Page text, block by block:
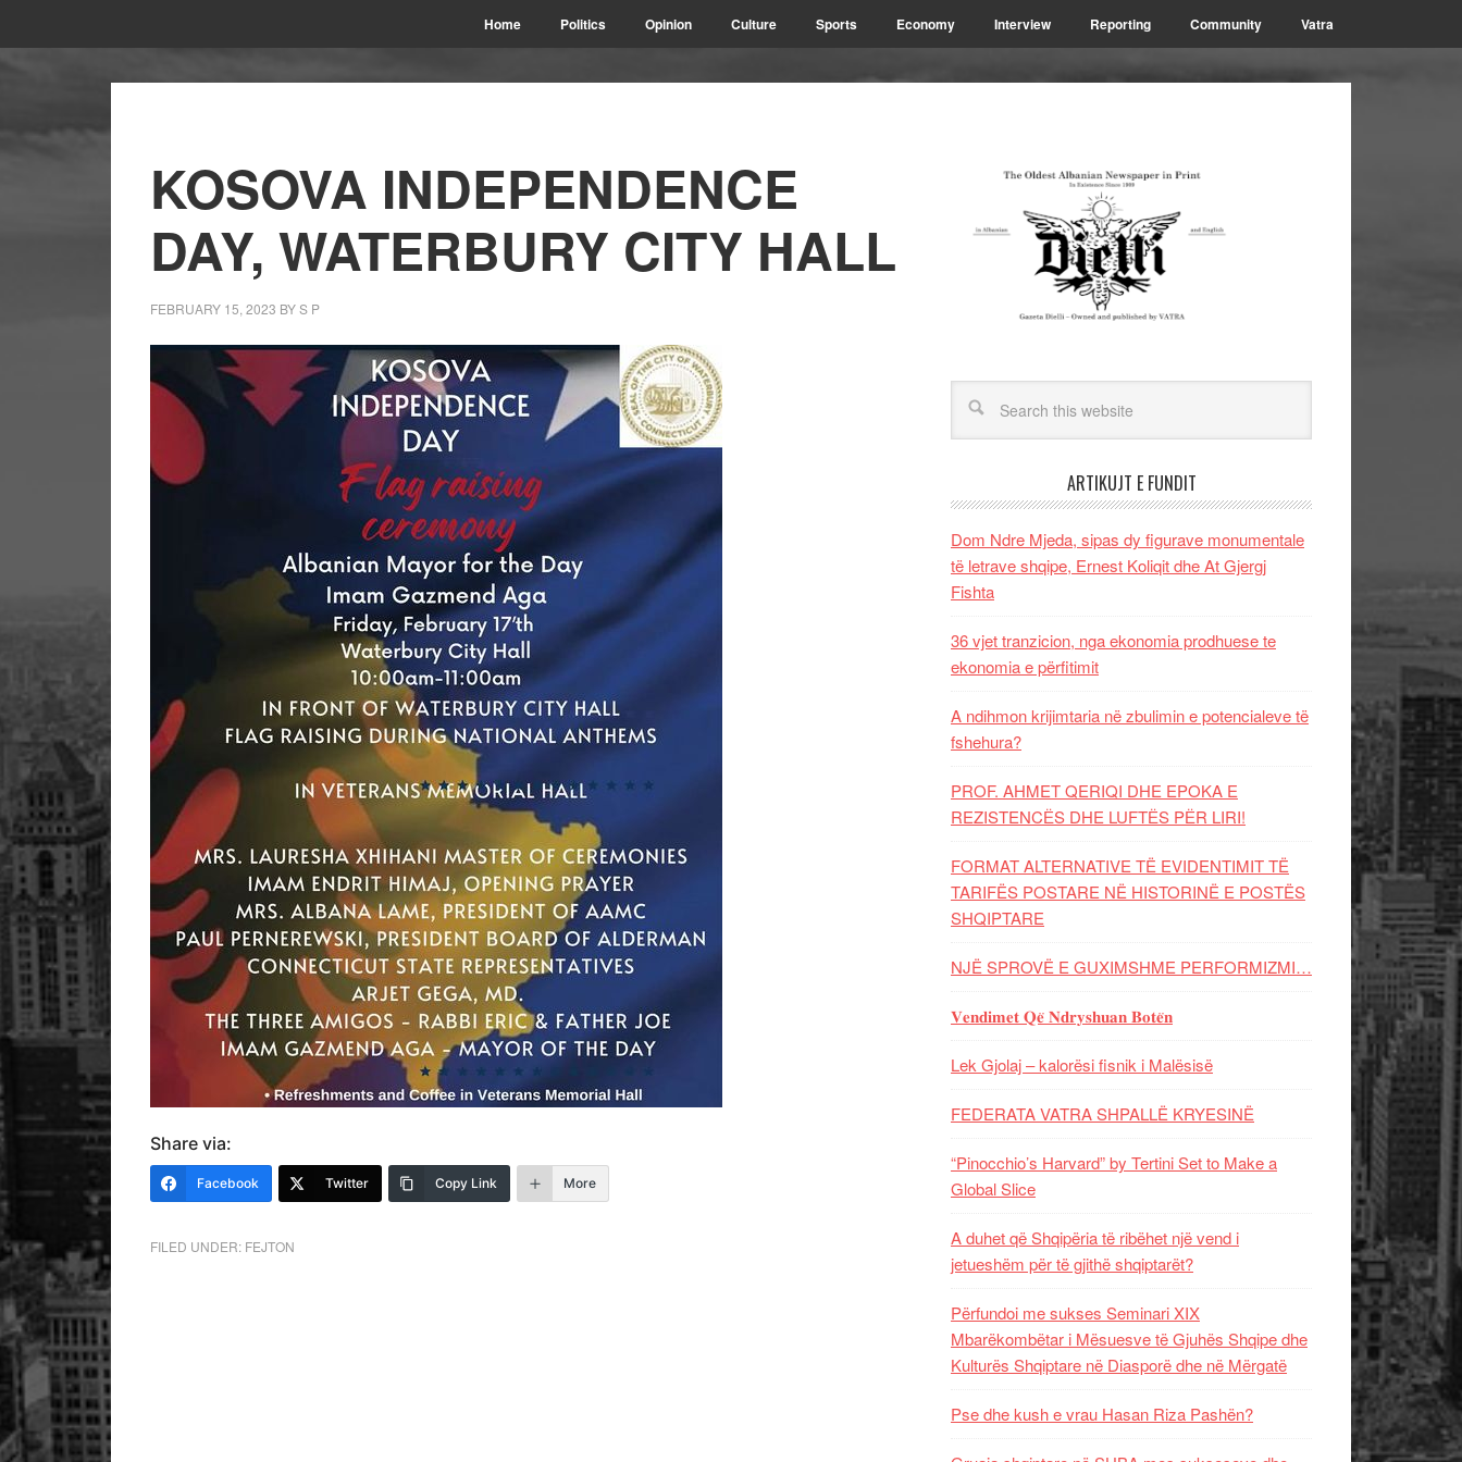
Home Politics Opinion Culture Sports Economy Interview Reporting Community Vatra
KOSOVA INDEPENDENCE
DAY, WATERBURY CITY HALL
FEBRUARY 15, 2023 BYS P
Share via:
Facebook Twitter Copy Link More
FILED UNDER: FEJTON
ARTIKUJT E FUNDIT
Dom Ndre Mjeda, sipas dy figurave monumentale
të letrave shqipe, Ernest Koliqit dhe At Gjergj
Fishta
36 vjet tranzicion, nga ekonomia prodhuese te
ekonomia e përfitimit
A ndihmon krijimtaria në zbulimin e potencialeve të
fshehura?
PROF. AHMET QERIQI DHE EPOKA E
REZISTENCЁS DHE LUFTЁS PЁR LIRI!
FORMAT ALTERNATIVE TË EVIDENTIMIT TË
TARIFËS POSTARE NË HISTORINË E POSTËS
SHQIPTARE
NJË SPROVË E GUXIMSHME PERFORMIZMI…
𝐕𝐞𝐧𝐝𝐢𝐦𝐞𝐭 𝐐𝐞̈ 𝐍𝐝𝐫𝐲𝐬𝐡𝐮𝐚𝐧 𝐁𝐨𝐭𝐞̈𝐧
Lek Gjolaj – kalorësi fisnik i Malësisë
FEDERATA VATRA SHPALLË KRYESINË
“Pinocchio’s Harvard” by Tertini Set to Make a
Global Slice
A duhet që Shqipëria të ribëhet një vend i
jetueshëm për të gjithë shqiptarët?
Përfundoi me sukses Seminari XIX
Mbarëkombëtar i Mësuesve të Gjuhës Shqipe dhe
Kulturës Shqiptare në Diasporë dhe në Mërgatë
Pse dhe kush e vrau Hasan Riza Pashën?